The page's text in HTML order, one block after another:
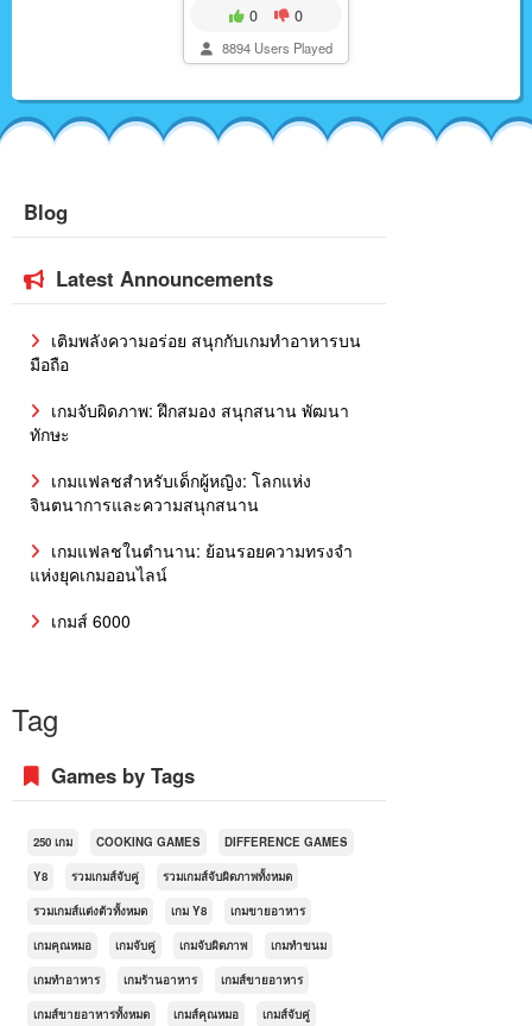
0 0
8894 Users Played
Blog
Latest Announcements
เติมพลังความอร่อย สนุกกับเกมทำอาหารบน
มือถือ
เกมจับผิดภาพ: ฝึกสมอง สนุกสนาน พัฒนา
ทักษะ
เกมแฟลชสำหรับเด็กผู้หญิง: โลกแห่ง
จินตนาการและความสนุกสนาน
เกมแฟลชในตำนาน: ย้อนรอยความทรงจำ
แห่งยุคเกมออนไลน์
เกมส์ 6000
Tag
Games by Tags
250 เกม COOKING GAMES DIFFERENCE GAMES
Y8 รวมเกมส์จับคู่ รวมเกมส์จับผิดภาพทั้งหมด
รวมเกมส์แต่งตัวทั้งหมด เกม Y8 เกมขายอาหาร
เกมคุณหมอ เกมจับคู่ เกมจับผิดภาพ เกมทำขนม
เกมทำอาหาร เกมร้านอาหาร เกมส์ขายอาหาร
เกมส์ขายอาหารทั้งหมด เกมส์คุณหมอ เกมส์จับคู่